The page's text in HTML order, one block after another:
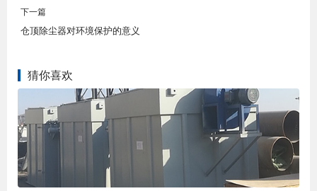
下一篇
仓顶除尘器对环境保护的意义
猜你喜欢